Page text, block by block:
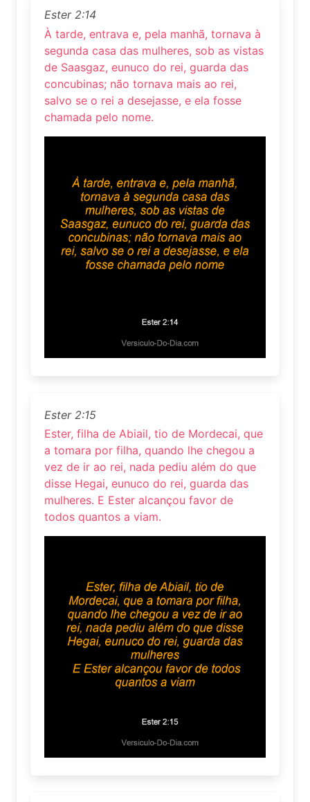
Ester 2:14
À tarde, entrava e, pela manhã, tornava à
segunda casa das mulheres, sob as vistas
de Saasgaz, eunuco do rei, guarda das
concubinas; não tornava mais ao rei,
salvo se o rei a desejasse, e ela fosse
chamada pelo nome.
Ester 2:15
Ester, filha de Abiail, tio de Mordecai, que
a tomara por filha, quando lhe chegou a
vez de ir ao rei, nada pediu além do que
disse Hegai, eunuco do rei, guarda das
mulheres. E Ester alcançou favor de
todos quantos a viam.